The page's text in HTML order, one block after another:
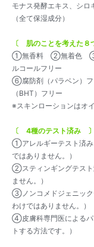
モナス発酵エキス、シロ
（全て保湿成分）
〔 肌のことを考えた８
①無香料 ②無着色 ③
ルコールフリー
⑥腐防剤（パラベン）
（BHT）フリー
※スキンローションはオ
〔 4種のテスト済み 〕
①アレルギーテスト済み
ではありません。）
②スティンギングテスト
ません。）
③ノンコメドジェニッ
わけではありません。）
④皮膚科専門医による
トする方法です。）